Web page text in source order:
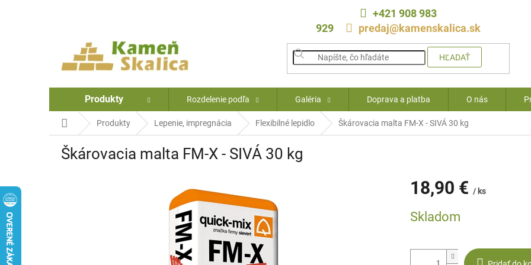
+421 908 983
929
predaj@kamenskalica.sk
HĽADAŤ
Produkty Rozdelenie podľa Galéria Doprava a platba O nás
DomovProdukty Lepenie, impregnácia Flexibilné lepidlo Škárovacia malta FM-X - SIVÁ 30 kg
Škárovacia malta FM-X - SIVÁ 30 kg
18,90 € / ks
cena:
Skladom